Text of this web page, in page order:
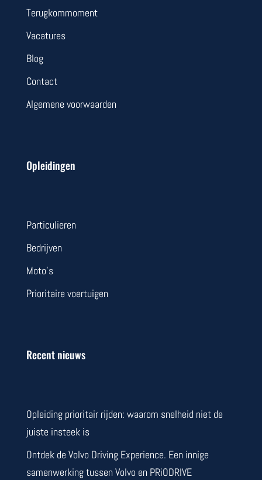
Terugkommoment
Vacatures
Blog
Contact
Algemene voorwaarden
Opleidingen
Particulieren
Bedrijven
Moto’s
Prioritaire voertuigen
Recent nieuws
Opleiding prioritair rijden: waarom snelheid niet de
juiste insteek is
Ontdek de Volvo Driving Experience. Een innige
samenwerking tussen Volvo en PRiODRIVE